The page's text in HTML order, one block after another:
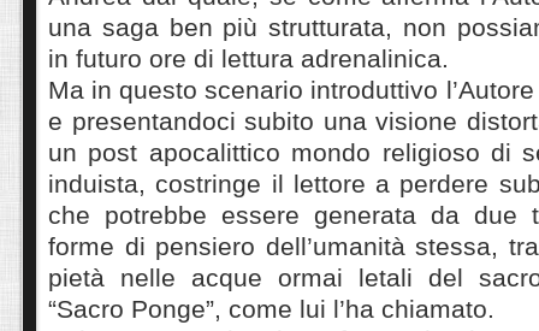
una saga ben più strutturata, non
in futuro ore di lettura adrenalinica.
Ma in questo scenario introduttivo
e presentandoci subito una visione
un post apocalittico mondo religioso di
induista, costringe il lettore a perdere
che potrebbe essere generata da due
forme di pensiero dell’umanità stessa,
pietà nelle acque ormai letali del
“Sacro Ponge”, come lui l’ha chiamato.